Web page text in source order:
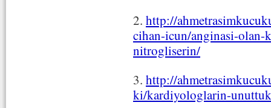
2. http://
cihan-icun/anginasi-olan-
nitrogliserin/
3. http://
ki/kardiyologlarin-